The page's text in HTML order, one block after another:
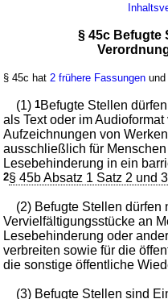
§ 45c Befugte
§ 45c hat 2 frühere Fassungen und
(1)1Befugte Stellen
als Text oder im
Aufzeichnungen von
ausschließlich für
Lesebehinderung in ein
2§ 45b Absatz 1 Satz 2 und 3
(2) Befugte Stellen dürfen
Vervielfältigungsstücke an
Lesebehinderung oder
verbreiten sowie für die
die sonstige öffentliche
(3) Befugte Stellen sind